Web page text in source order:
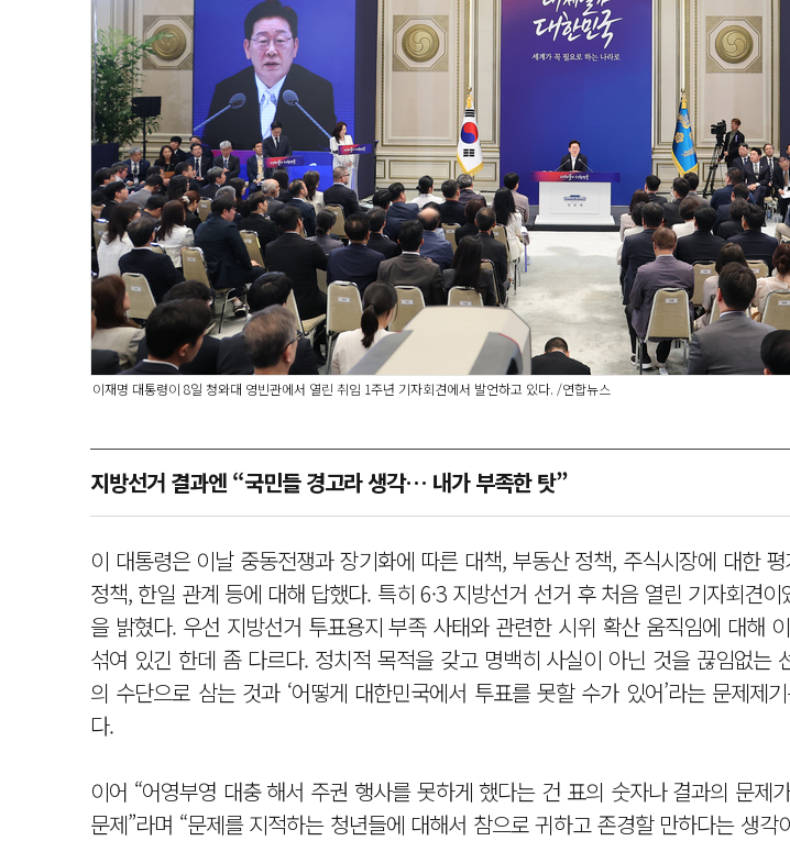
이재명 대통령이 8일 청와대 영빈관에서 열린 취임 1주년 기자회견에서 발언하고 있다. /연합뉴스
지방선거 결과엔 “국민들 경고라 생각… 내가 부족한 탓”
이 대통령은 이날 중동전쟁과 장기화에 따른 대책, 부동산 정책, 주식시장에 대한
정책, 한일 관계 등에 대해 답했다. 특히 6·3 지방선거 선거 후 처음 열린 기자회견
을 밝혔다. 우선 지방선거 투표용지 부족 사태와 관련한 시위 확산 움직임에 대해
섞여 있긴 한데 좀 다르다. 정치적 목적을 갖고 명백히 사실이 아닌 것을 끊임없는
의 수단으로 삼는 것과 ‘어떻게 대한민국에서 투표를 못할 수가 있어’라는 문제제
다.
이어 “어영부영 대충 해서 주권 행사를 못하게 했다는 건 표의 숫자나 결과의 문제
문제”라며 “문제를 지적하는 청년들에 대해서 참으로 귀하고 존경할 만하다는 생